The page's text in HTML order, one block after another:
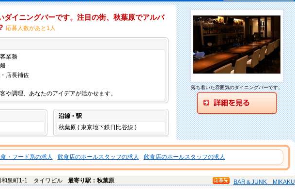
ダイニングバーです。注目の街、秋葉原でアルバ
応募人数があと1人
業務
店長補佐
や調理、あなたのアイデアが活かせます。
秋葉原 ( 東京地下鉄日比谷線 )
落ち着いた雰囲気のダイニングバーです。
・フード系の求人 飲食店のホールスタッフの求人 飲食店のホールスタッフの求人
和泉町1-1 タイワビル 最寄り駅：秋葉原 BAR＆JUNK MIKAKU